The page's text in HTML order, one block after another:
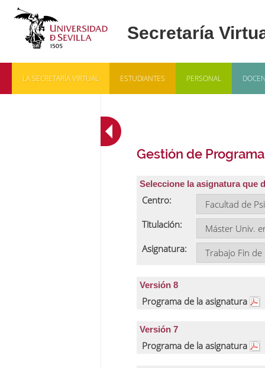
LA SECRETARÍA VIRTUAL ESTUDIANTES PERSONAL
Gestión de
Seleccione la asignatura que
Centro:
Titulación:
Asignatura:
Versión 8
Programa de la asignatura
Versión 7
Programa de la asignatura